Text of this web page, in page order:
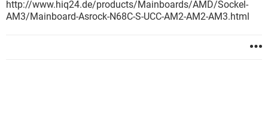
http://www.hiq24.de/products/Mainboards/AMD/Sockel-
AM3/Mainboard-Asrock-N68C-S-UCC-AM2-AM2-AM3.html